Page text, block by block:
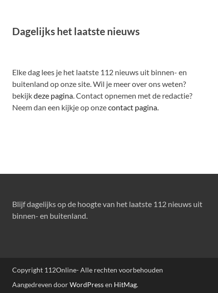
Dagelijks het laatste nieuws
Elke dag lees je het laatste 112 nieuws uit binnen- en
buitenland op onze site. Wil je meer over ons weten?
bekijkdeze pagina. Contact opnemen met de redactie?
Neem dan een kijkje op onzecontact pagina.
Blijf dagelijks op de hoogte van het laatste 112 nieuws uit
binnen- en buitenland.
Copyright 112Online- Alle rechten voorbehouden
Aangedreven doorWordPressen HitMag.